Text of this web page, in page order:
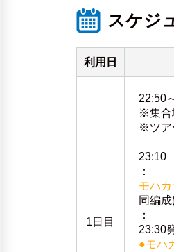
スケジ
利用日
1日目
22:50
※集合
※ツア
23:10
：
モハ
同編
：
23:30
●モハ